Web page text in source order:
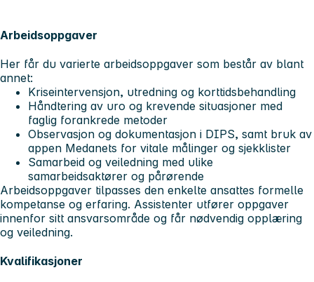
Arbeidsoppgaver
Her får du varierte arbeidsoppgaver som består av blant
annet:
Kriseintervensjon, utredning og korttidsbehandling
Håndtering av uro og krevende situasjoner med
faglig forankrede metoder
Observasjon og dokumentasjon i DIPS, samt bruk av
appen Medanets for vitale målinger og sjekklister
Samarbeid og veiledning med ulike
samarbeidsaktører og pårørende
Arbeidsoppgaver tilpasses den enkelte ansattes formelle
kompetanse og erfaring. Assistenter utfører oppgaver
innenfor sitt ansvarsområde og får nødvendig opplæring
og veiledning.
Kvalifikasjoner